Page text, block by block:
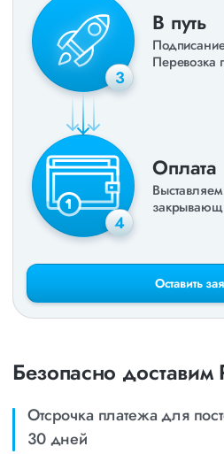
3
В путь
Перевозка
4
Оплата
Оставить
Безопасно доставим
Отсрочка платежа для
30 дней